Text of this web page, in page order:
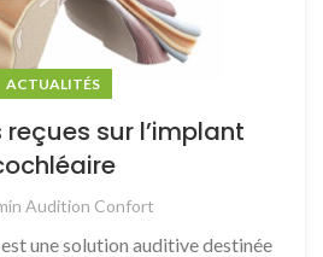
ACTUALITÉS
reçues sur l’implant
Audition Confort
une solution auditive destinée